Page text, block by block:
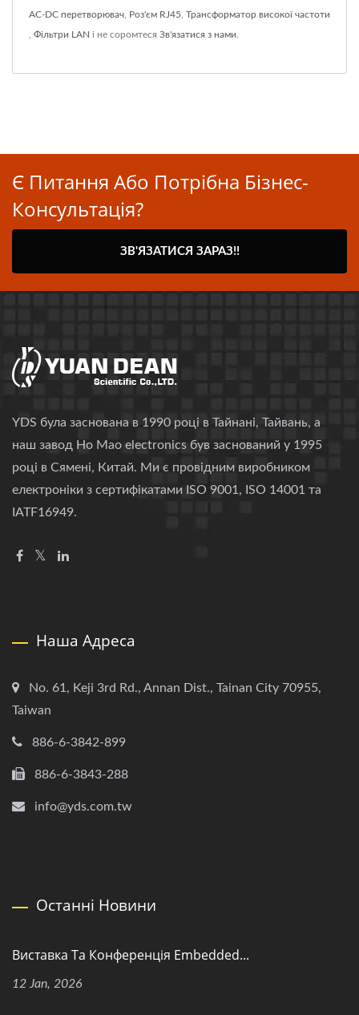
AC-DC перетворювач Роз'єм RJ45 Трансформатор високої частоти
Фільтри LAN і не соромтеся Зв'язатися з нами
Є Питання Або Потрібна Бізнес-
Консультація?
ЗВ'ЯЗАТИСЯ ЗАРАЗ!!
YDS була заснована в 1990 році в Тайнані, Тайвань, а
наш завод Ho Mao electronics був заснований у 1995
році в Сямені, Китай. Ми є провідним виробником
електроніки з сертифікатами ISO 9001, ISO 14001 та
IATF16949.
Наша Адреса
No. 61, Keji 3rd Rd., Annan Dist., Tainan City 70955,
Taiwan
886-6-3842-899
886-6-3843-288
info@yds.com.tw
Останні Новини
Виставка Та Конференція Embedded...
12 Jan, 2026